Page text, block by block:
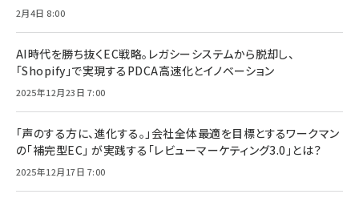
2月4日 8:00
AI時代を勝ち抜くEC戦略。レガシーシステムから脱却し、
「Shopify」で実現するPDCA高速化とイノベーション
2025年12月23日 7:00
「声のする方に、進化する。」会社全体最適を目標とするワークマン
の「補完型EC」 が実践する「レビューマーケティング3.0」とは？
2025年12月17日 7:00